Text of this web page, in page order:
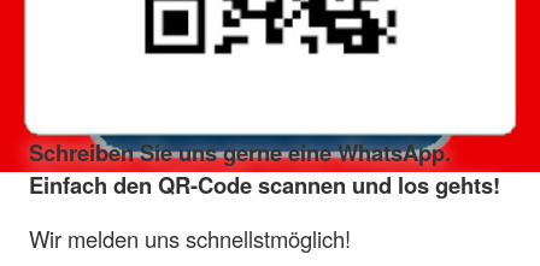
Schreiben Sie uns gerne eine WhatsApp.
Einfach den QR-Code scannen und los gehts!
Wir melden uns schnellstmöglich!